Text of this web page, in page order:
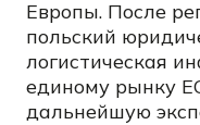
Европы. После
польский
логистическая
единому рынку
дальнейшую